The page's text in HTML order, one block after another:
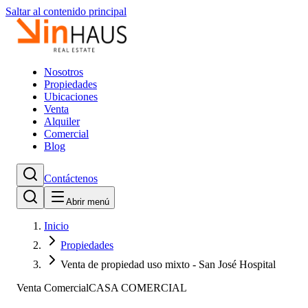
Saltar al contenido principal
Nosotros
Propiedades
Ubicaciones
Venta
Alquiler
Comercial
Blog
Contáctenos
Abrir menú
Inicio
Propiedades
Venta de propiedad uso mixto - San José Hospital
Venta ComercialCASA COMERCIAL